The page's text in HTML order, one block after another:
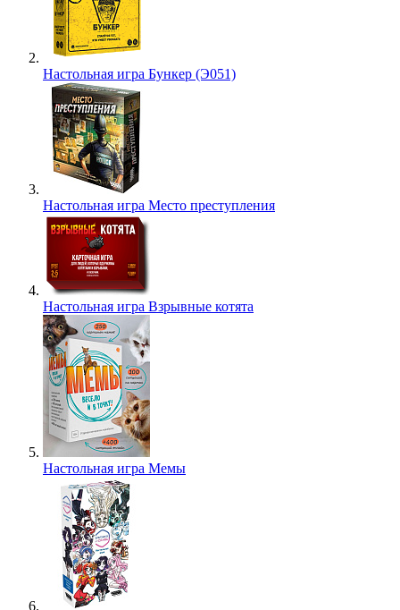
Настольная игра Бункер (Э051)
Настольная игра Место преступления
Настольная игра Взрывные котята
Настольная игра Мемы